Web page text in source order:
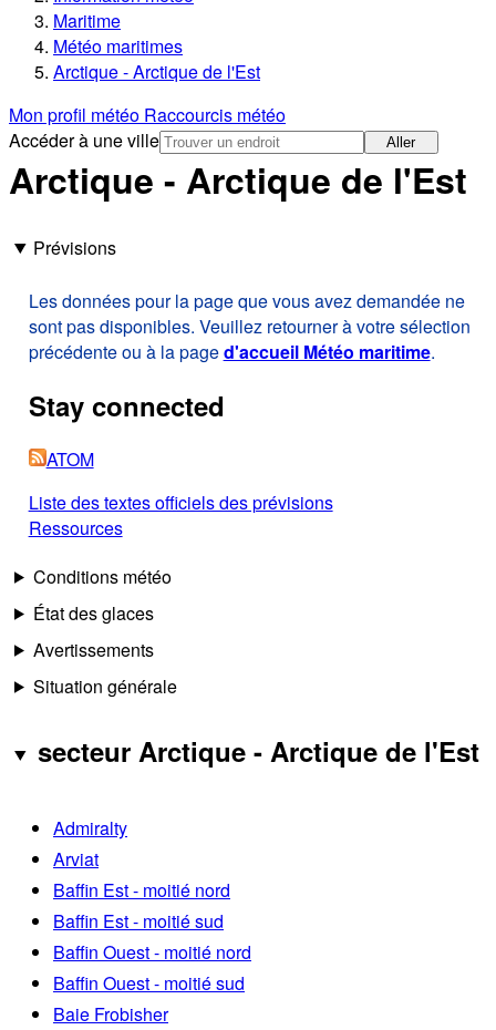
Maritime
Météo maritimes
Arctique - Arctique de l'Est
Mon profil météo Raccourcis météo
Accéder à une ville
Aller
Arctique - Arctique de l'Est
Prévisions
Les données pour la page que vous avez demandée ne
sont pas disponibles. Veuillez retourner à votre sélection
précédente ou à la paged'accueil Météo maritime.
Stay connected
ATOM
Liste des textes officiels des prévisions
Ressources
Conditions météo
État des glaces
Avertissements
Situation générale
secteur Arctique - Arctique de l'Est
Admiralty
Arviat
Baffin Est - moitié nord
Baffin Est - moitié sud
Baffin Ouest - moitié nord
Baffin Ouest - moitié sud
Baie Frobisher